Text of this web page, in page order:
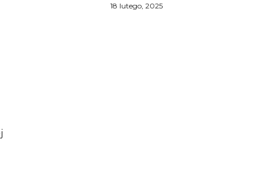
18 lutego, 2025